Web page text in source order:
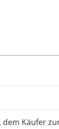
dem Käufer